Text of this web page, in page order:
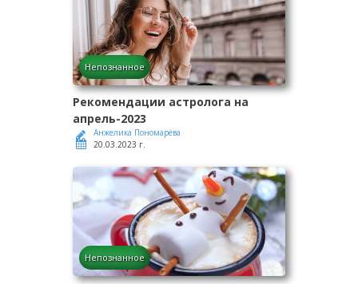
Непознанное
Рекомендации астролога на
апрель-2023
Анжелика Пономарёва
20.03.2023 г.
Непознанное